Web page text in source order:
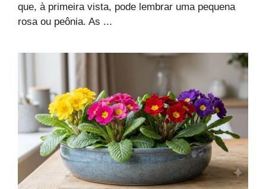
que, à primeira vista, pode lembrar uma pequena
rosa ou peônia. As ...